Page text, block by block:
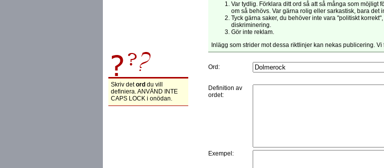
Skriv detord du vill
definiera. ANVÄND INTE
CAPS LOCK i onödan.
Var tydlig. Förklara ditt ord så att så många som möjligt
om så behövs. Var gärna rolig eller sarkastisk, bara det
Tyck gärna saker, du behöver inte vara "politiskt
diskriminering.
Gör inte reklam.
Inlägg som strider mot dessa riktlinjer kan nekas publicering.
Ord:
Definition av
ordet:
Exempel: